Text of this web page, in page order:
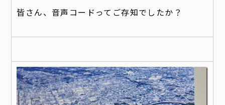
皆さん、音声コードってご存知でしたか？